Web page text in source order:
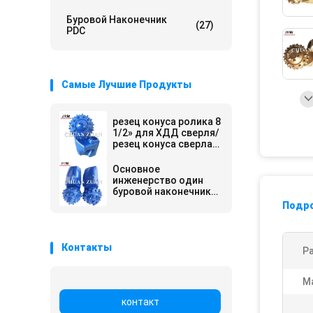
Буровой Наконечник
PDC
(27)
Самые Лучшие Продукты
резец конуса ролика 8
1/2» для ХДД сверля/
резец конуса сверла в
конструкции
Основное
инженерство один
буровой наконечник
Контакты
контакт